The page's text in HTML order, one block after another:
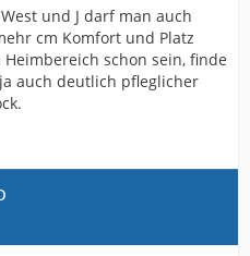
und J darf man auch
cm Komfort und Platz
schon sein, finde
auch deutlich pfleglicher